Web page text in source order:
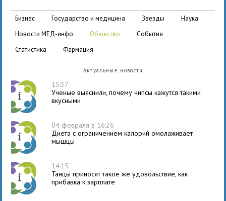
бизнес государство и медицина звезды
наука
новости МЕД-инфо
общество
события
статистика
фармация
Актуальные новости
15:37
Ученые выяснили, почему чипсы кажутся такими
вкусными
04 февраля в 16:26
Диета с ограничением калорий омолаживает
мышцы
14:15
Танцы приносят такое же удовольствие, как
прибавка к зарплате